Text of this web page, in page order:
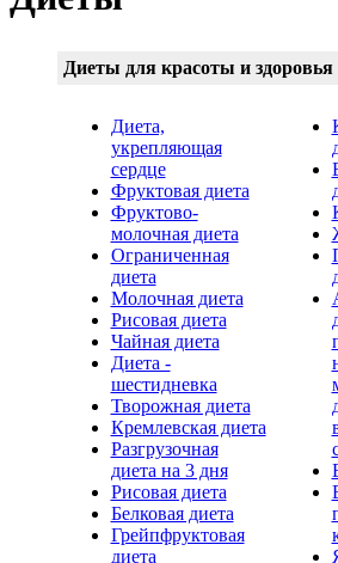
Диеты для красоты и здоровья
Диета,
укрепляющая
сердце
Фруктовая диета
Фруктово-
молочная диета
Ограниченная
диета
Молочная диета
Рисовая диета
Чайная диета
Диета -
шестидневка
Творожная диета
Кремлевская диета
Разгрузочная
диета на 3 дня
Рисовая диета
Белковая диета
Грейпфруктовая
диета